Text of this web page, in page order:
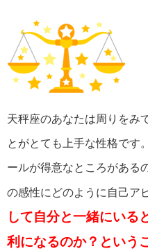
天秤座のあなたは周りをみ
とがとても上手な性格です
ールが得意なところがある
の感性にどのように自己ア
して自分と一緒にいる
利になるのか？という